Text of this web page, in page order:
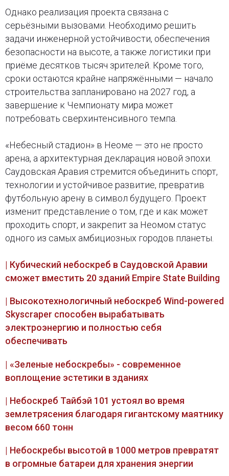
Однако реализация проекта связана с
серьёзными вызовами. Необходимо решить
задачи инженерной устойчивости, обеспечения
безопасности на высоте, а также логистики при
приёме десятков тысяч зрителей. Кроме того,
сроки остаются крайне напряжёнными — начало
строительства запланировано на 2027 год, а
завершение к Чемпионату мира может
потребовать сверхинтенсивного темпа.
«Небесный стадион» в Неоме — это не просто
арена, а архитектурная декларация новой эпохи.
Саудовская Аравия стремится объединить спорт,
технологии и устойчивое развитие, превратив
футбольную арену в символ будущего. Проект
изменит представление о том, где и как может
проходить спорт, и закрепит за Неомом статус
одного из самых амбициозных городов планеты.
| Кубический небоскреб в Саудовской Аравии
сможет вместить 20 зданий Empire State Building
| Высокотехнологичный небоскреб Wind-powered
Skyscraper способен вырабатывать
электроэнергию и полностью себя
обеспечивать
| «Зеленые небоскребы» - современное
воплощение эстетики в зданиях
| Небоскреб Тайбэй 101 устоял во время
землетрясения благодаря гигантскому маятнику
весом 660 тонн
| Небоскребы высотой в 1000 метров превратят
в огромные батареи для хранения энергии